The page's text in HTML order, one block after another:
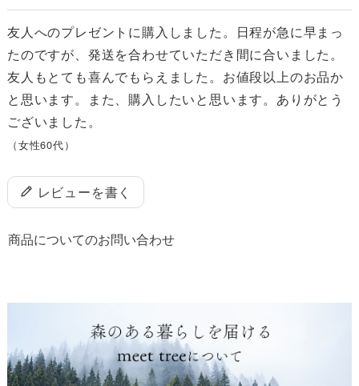
友人へのプレゼントに購入しました。日程が急に早まっ
たのですが、発送を合わせていただき間に合いました。
友人もとても喜んでもらえました。お値段以上のお品か
と思います。また、購入したいと思います。ありがとう
ございました。
（女性60代）
レビューを書く
商品についてのお問い合わせ